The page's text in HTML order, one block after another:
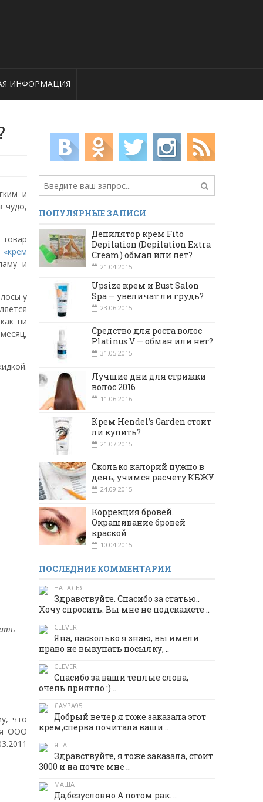
ИНФОРМАЦИЯ
и
чудо,
товар
«крем
и
у
ни
что
ООО
ПОПУЛЯРНЫЕ ЗАПИСИ
Депилятор крем Fito
Depilation (Depilation Extra
Cream) обман или нет?
21.04.2015
Upsize крем и Bust Salon
Spa — увеличат ли грудь?
23.06.2015
Средство для роста волос
Platinus V — обман или нет?
31.05.2015
Лучшие дни для стрижки
волос 2016
11.06.2016
Крем Hendel’s Garden стоит
ли купить?
21.07.2015
Сколько калорий нужно в
день, учимся расчету КБЖУ
24.09.2015
Коррекция бровей.
Окрашивание бровей
краской
10.04.2015
ПОСЛЕДНИЕ КОММЕНТАРИИ
НАТАЛЬЯ
Здравствуйте. Спасибо за статью..
Хочу спросить. Вы мне не подскажете ..
CLEVER
Яна, насколько я знаю, вы имели
право не выкупать посылку, ..
CLEVER
Спасибо за ваши теплые слова,
очень приятно :) ..
ЛАУРА95
Добрый вечер я тоже заказала этот
крем,сперва почитала ваши ..
ЯНА
Здравствуйте, я тоже заказала, стоит
3000 и на почте мне ..
МАША
Да,безусловно А потом рак. ..